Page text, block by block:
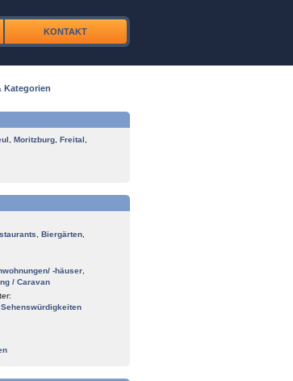
KONTAKT
Kategorien
Moritzburg Freital
Biergärten
-häuser
/ Caravan
Sehenswürdigkeiten